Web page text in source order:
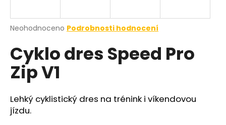
Průměrné
produktu
je
0,0
z
hvězdiček.
Neohodnoceno Podrobnosti hodnocení
Cyklo dres Speed Pro
Zip V1
Lehký cyklistický dres na trénink i víkendovou
jízdu.
j
t
?